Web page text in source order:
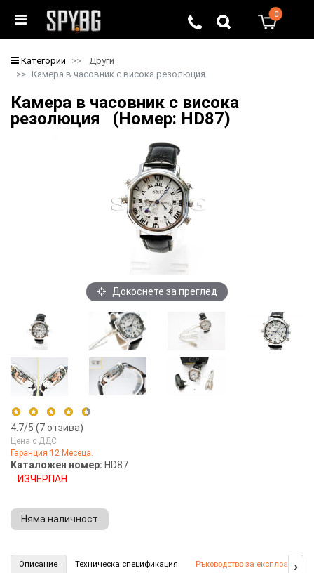
0
Категории
Други
Камера в часовник с висока резолюция
Камера в часовник с висока
резолюция (Номер: HD87)
Докоснете за преглед
4.7/5 (7отзива)
5 stars
4 stars
2 stars
Цена с ДДС
Гаранция 12 Месеца.
Каталожен номер: HD87
ИЗЧЕРПАН
Няма наличност
Камера в часовник с висока резолюция (Номер: HD87)
КУПИ›
Описание Техническа спецификация Ръководство за експлоатация